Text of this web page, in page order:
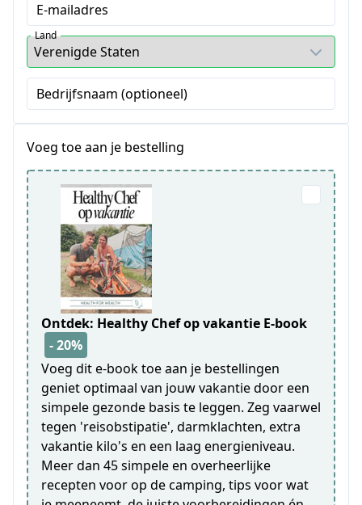
E-mailadres
Land
Bedrijfsnaam (optioneel)
Voeg toe aan je bestelling
Ontdek: Healthy Chef op vakantie E-book
- 20%
Voeg dit e-book toe aan je bestellingen
geniet optimaal van jouw vakantie door een
simpele gezonde basis te leggen. Zeg vaarwel
tegen 'reisobstipatie', darmklachten, extra
vakantie kilo's en een laag energieniveau.
Meer dan 45 simpele en overheerlijke
recepten voor op de camping, tips voor wat